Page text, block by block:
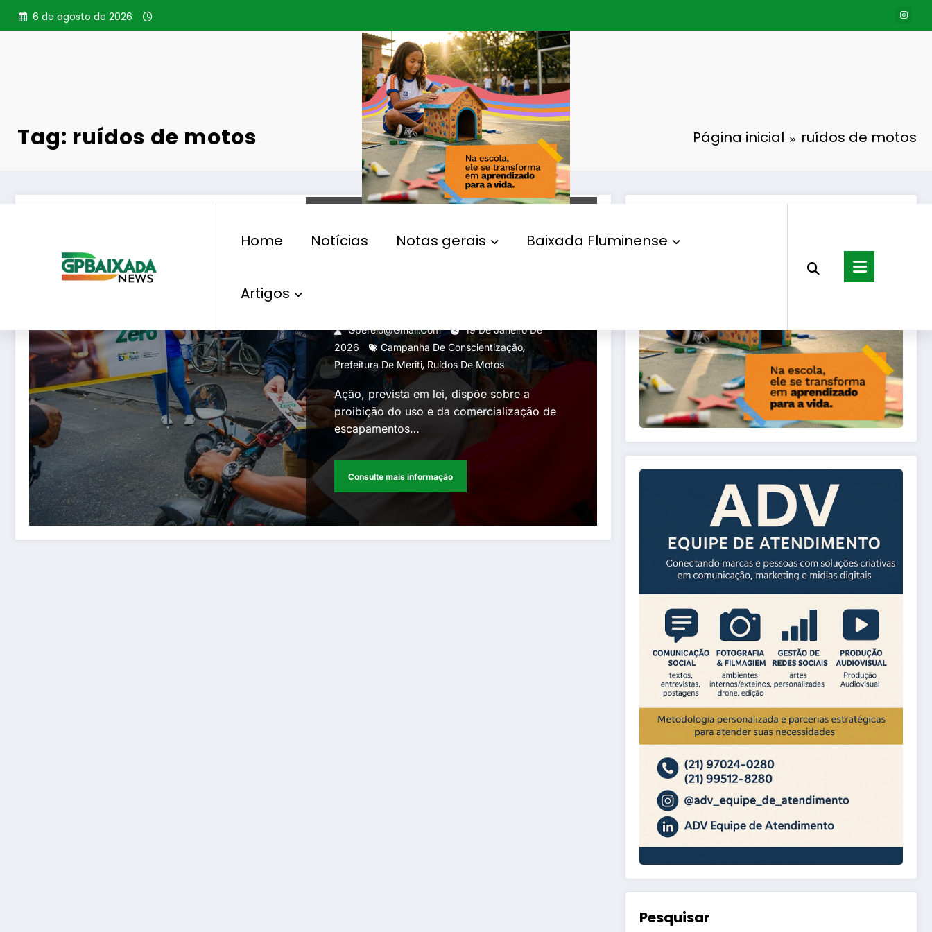
Pular
para
6 de agosto de 2026
Home Notícias Notas gerais Baixada Fluminense
Artigos
Tag: ruídos de motos Página inicial ruídos de motos
Prefeitura de Meriti inicia
fim aos ruídos de motos nas
ruas da cidade
Gperelo@gmail.com
19 De Janeiro De
2026
Campanha De Conscientização,
Prefeitura De Meriti, Ruídos De Motos
Ação, prevista em lei, dispõe sobre a
proibição do uso e da comercialização de
escapamentos…
Consulte mais informação
Pesquisar